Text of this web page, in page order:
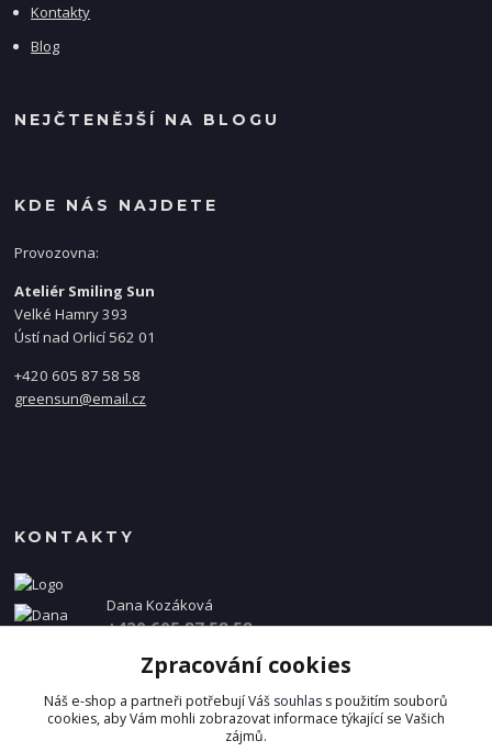
Kontakty
Blog
NEJČTENĚJŠÍ NA BLOGU
KDE NÁS NAJDETE
Provozovna:
Ateliér Smiling Sun
Velké Hamry 393
Ústí nad Orlicí 562 01
+420 605 87 58 58
greensun@email.cz
KONTAKTY
Dana Kozáková
+420 605 87 58 58
info@danakozakova.cz
Zpracování cookies
Náš e-shop a partneři potřebují Váš souhlas s použitím souborů
cookies, aby Vám mohli zobrazovat informace týkající se Vašich
zájmů.